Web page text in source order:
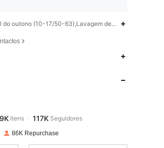
do outono (10-17/50-63),Lavagem de máquina ou
atrás
86K Repurchase